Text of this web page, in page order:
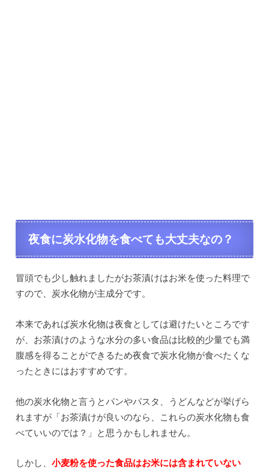
夜食に炭水化物を食べても大丈夫なの？
冒頭でも少し触れましたがお茶漬けはお米を使った料理で
すので、炭水化物が主成分です。
本来であれば炭水化物は夜食としては避けたいところです
が、お茶漬けのような水分の多い食品は比較的少量でも満
腹感を得ることができるため夜食で炭水化物が食べたくな
ったときにはおすすめです。
他の炭水化物と言うとパンやパスタ、うどんなどが挙げら
れますが「お茶漬けが良いのなら、これらの炭水化物も食
べていいのでは？」と思うかもしれません。
しかし、小麦粉を使った食品はお米には含まれていない